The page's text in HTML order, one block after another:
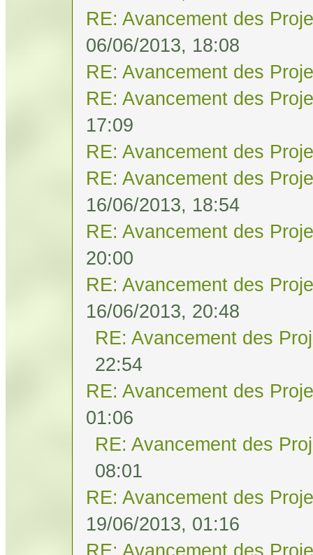
RE: Avancement des
06/06/2013, 18:08
RE: Avancement des
RE: Avancement des
17:09
RE: Avancement des
RE: Avancement des
16/06/2013, 18:54
RE: Avancement des
20:00
RE: Avancement des
16/06/2013, 20:48
RE: Avancement des
22:54
RE: Avancement des
01:06
RE: Avancement des
08:01
RE: Avancement des
19/06/2013, 01:16
RE: Avancement des